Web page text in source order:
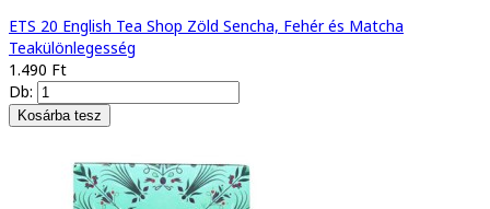
ETS 20 English Tea Shop Zöld Sencha, Fehér és Matcha
Teakülönlegesség
1.490 Ft
Db: